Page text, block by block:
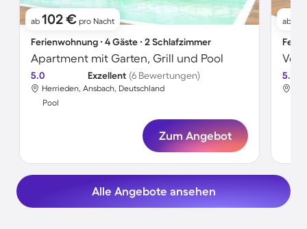
ab 102 € pro Nacht
Ferienwohnung ∙ 4 Gäste ∙ 2 Schlafzimmer
Apartment mit Garten, Grill und Pool
5.0 Exzellent (6 Bewertungen)
Herrieden, Ansbach, Deutschland
Pool
Zum Angebot
ab
5.0
Alle Angebote ansehen